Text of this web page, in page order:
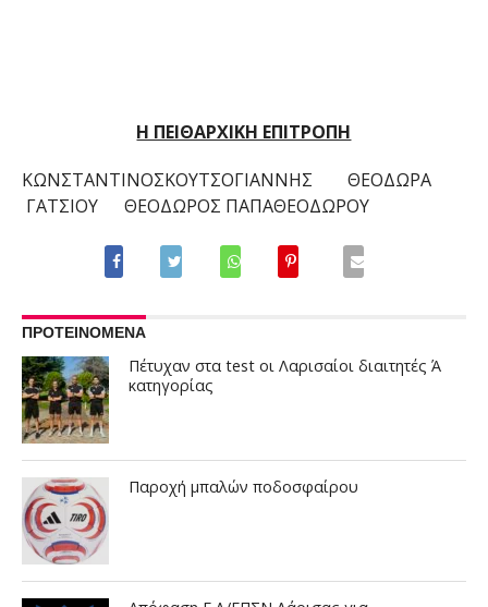
Η ΠΕΙΘΑΡΧΙΚΗ ΕΠΙΤΡΟΠΗ
ΚΩΝΣΤΑΝΤΙΝΟΣΚΟΥΤΣΟΓΙΑΝΝΗΣ ΘΕΟΔΩΡΑ
ΓΑΤΣΙΟΥ ΘΕΟΔΩΡΟΣ ΠΑΠΑΘΕΟΔΩΡΟΥ
ΠΡΟΤΕΙΝΟΜΕΝΑ
Πέτυχαν στα test οι Λαρισαίοι διαιτητές Ά
κατηγορίας
Παροχή μπαλών ποδοσφαίρου